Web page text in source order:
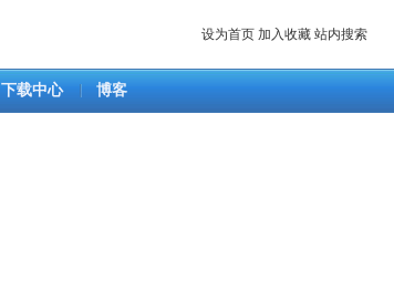
设为首页 加入收藏 站内搜索
下载中心 博客